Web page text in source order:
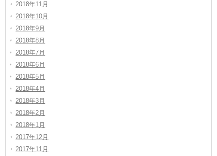
2018年11月
2018年10月
2018年9月
2018年8月
2018年7月
2018年6月
2018年5月
2018年4月
2018年3月
2018年2月
2018年1月
2017年12月
2017年11月